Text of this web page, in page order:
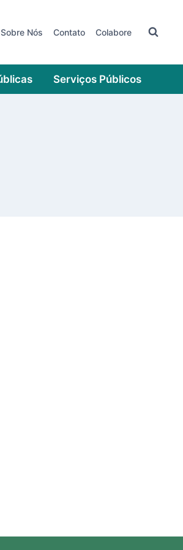
Sobre Nós Contato Colabore
Serviços Públicos